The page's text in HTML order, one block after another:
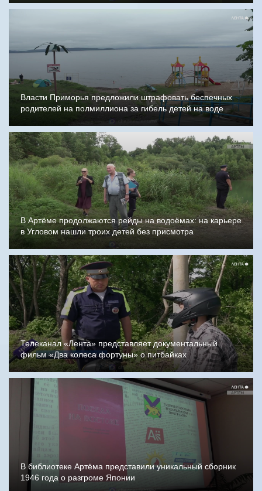
Власти Приморья предложили штрафовать беспечных
родителей на полмиллиона за гибель детей на воде
В Артёме продолжаются рейды на водоёмах: на карьере
в Угловом нашли троих детей без присмотра
Телеканал «Лента» представляет документальный
фильм «Два колеса фортуны» о питбайках
В библиотеке Артёма представили уникальный сборник
1946 года о разгроме Японии